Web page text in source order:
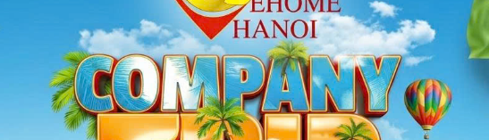
Người dùng đánh giá | Tình trạng: Có hàng
- Tương thích: Máy Canon EOS M3, M5, M6, 200d, 760d, 750d, 800d và
77d
- Dung lượng Pin: 1040mAh
- Hãng sản xuất: Canon
- Chất liệu: Lithium-ion